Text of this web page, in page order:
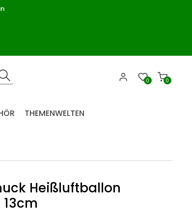
0
0
THEMENWELTEN
Heißluftballon